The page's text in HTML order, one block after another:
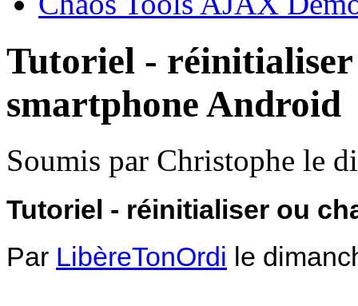
Tutoriel - réinitialiser
smartphone Android
Soumis par Christophe le
Tutoriel - réinitialiser ou
Par LibèreTonOrdi le